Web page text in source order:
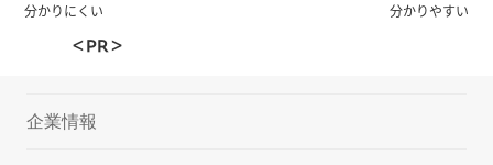
分かりにくい 分かりやすい
＜PR＞
企業情報